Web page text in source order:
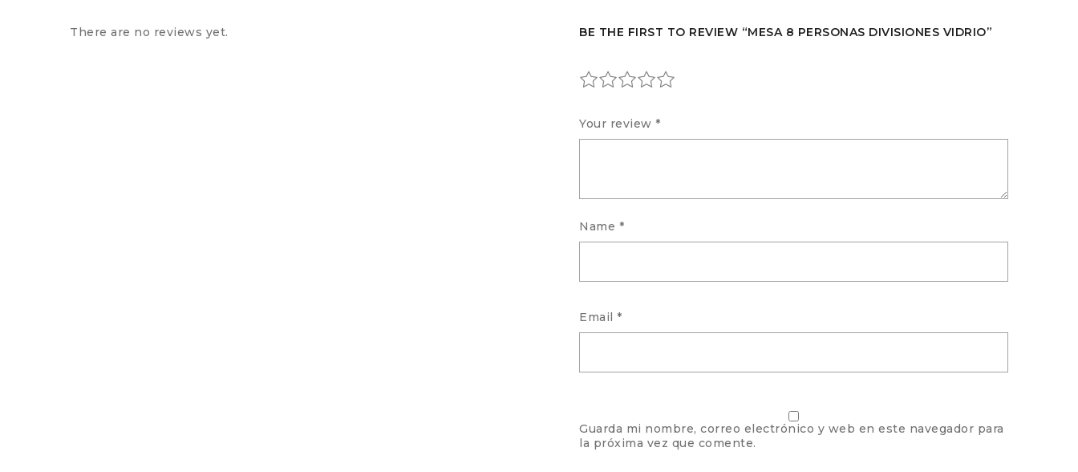
There are no reviews yet. BE THE FIRST TO REVIEW “MESA 8 PERSONAS DIVISIONES VIDRIO”
Your review *
Name *
Email *
Guarda mi nombre, correo electrónico y web en este navegador para
la próxima vez que comente.